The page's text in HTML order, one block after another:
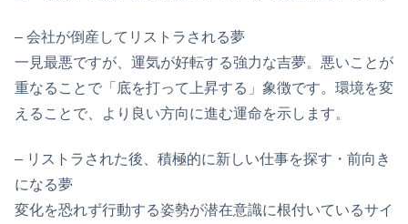
– 会社が倒産してリストラされる夢
一見最悪ですが、運気が好転する強力な吉夢。悪いことが
重なることで「底を打って上昇する」象徴です。環境を変
えることで、より良い方向に進む運命を示します。
– リストラされた後、積極的に新しい仕事を探す・前向き
になる夢
変化を恐れず行動する姿勢が潜在意識に根付いているサイ